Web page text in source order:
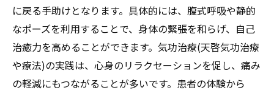
に戻る手助けとなります。具体的には、腹式呼吸や静的
なポーズを利用することで、身体の緊張を和らげ、自己
治癒力を高めることができます。気功治療(天啓気功治療
や療法)の実践は、心身のリラクセーションを促し、痛み
の軽減にもつながることが多いです。患者の体験から